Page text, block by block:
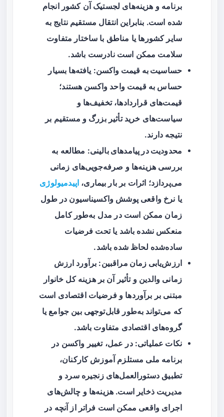
برنامه و هزینه‌های لجستیک آن کشور انجام
شده است. بنابراین انتقال مستقیم نتایج به
سایر کشورها یا مناطق با ساختار متفاوت
سلامت ممکن است نادرست باشد.
حساسیت به قیمت واکسن: یافته‌ها بسیار
حساس به قیمت واحد واکسن هستند؛
قیمت‌های قراردادها، تخفیف‌ها و
سیاست‌های خرید تأثیر بزرگ و مستقیم بر
نتیجه دارند.
محدودیت در پیامدهای بالینی: مطالعه به
بررسی هزینه‌ها و صرفه‌جویی‌های زمانی
می‌پردازد؛ اثرات بر بار بیماری، اپیدمیولوژی
یا نرخ واقعی پوشش واکسیناسیون در طول
زمان ممکن است در مدل به‌طور کامل
منعکس نشده باشد یا تحت فرضیات
ساده‌شده لحاظ شده باشد.
ارزش‌یابی زمان مراقبین: برآورد ارزش
زمانی والدین و تأثیر آن بر هزینه کل خانوار
مبتنی بر برآوردها و فرضیات اقتصادی است
که می‌تواند به‌طور قابل‌توجهی بین جوامع یا
گروه‌های اقتصادی متفاوت باشد.
نکات عملیاتی: در عمل، تغییر واکسن در
برنامه ملی مستلزم آموزش کارکنان،
تطبیق دستورالعمل‌های زنجیره سرد و
مدیریت ذخایر است. هزینه‌ها و چالش‌های
اجرای واقعی ممکن است فراتر از آنچه در